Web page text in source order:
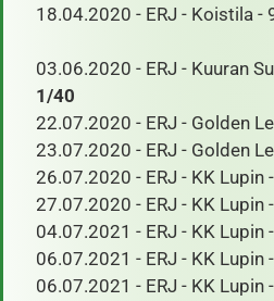
18.04.2020 - ERJ - Koistila -
03.06.2020 - ERJ - Kuuran
1/40
22.07.2020 - ERJ - Golden
23.07.2020 - ERJ - Golden
26.07.2020 - ERJ - KK Lupin
27.07.2020 - ERJ - KK Lupin
04.07.2021 - ERJ - KK Lupin
06.07.2021 - ERJ - KK Lupin
06.07.2021 - ERJ - KK Lupin